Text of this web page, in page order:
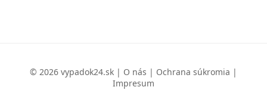
© 2026 vypadok24.sk | O nás | Ochrana súkromia |
Impresum